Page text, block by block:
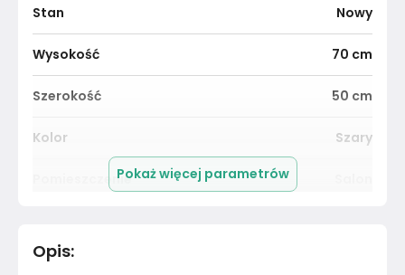
Stan Nowy
Wysokość 70 cm
Szerokość 50 cm
Kolor Szary
Pomieszczenie
Materiał
Pokaż więcej parametrów
Opis: